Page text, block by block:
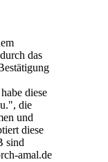
das
diese
die
und
diese
sind
amal.de